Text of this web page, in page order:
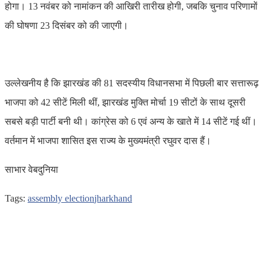
होगा। 13 नवंबर को नामांकन की आखिरी तारीख होगी, जबकि चुनाव परिणामों
की घोषणा 23 दिसंबर को की जाएगी।
उल्लेखनीय है कि झारखंड की 81 सदस्यीय विधानसभा में पिछली बार सत्तारूढ़
भाजपा को 42 सीटें मिली थीं, झारखंड मुक्ति मोर्चा 19 सीटों के साथ दूसरी
सबसे बड़ी पार्टी बनी थी। कांग्रेस को 6 एवं अन्य के खाते में 14 सीटें गई थीं।
वर्तमान में भाजपा शासित इस राज्य के मुख्‍यमंत्री रघुवर दास हैं।
साभार वेबदुनिया
Tags: assembly electionjharkhand